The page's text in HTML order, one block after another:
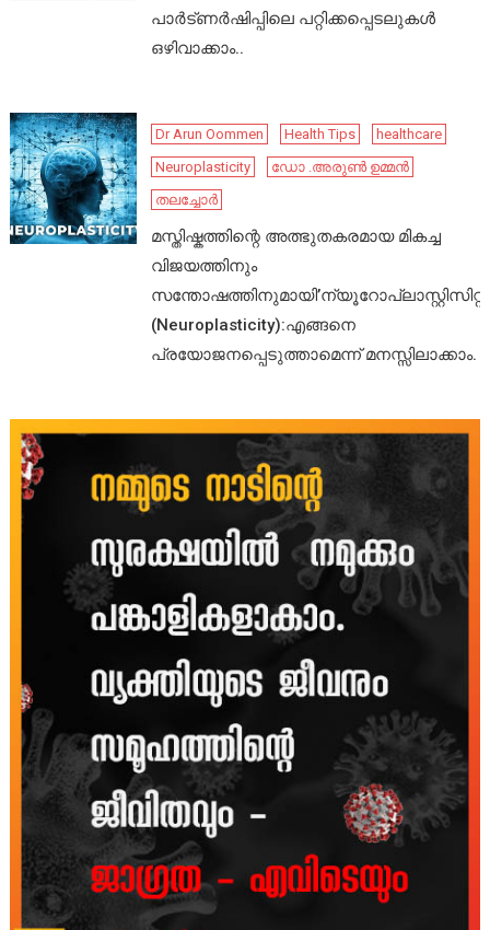
പാർട്ണർഷിപ്പിലെ പറ്റിക്കപ്പെടലുകൾ
ഒഴിവാക്കാം..
Dr Arun Oommen Health Tips
healthcare
Neuroplasticity
ഡോ .അരുൺ ഉമ്മൻ
തലച്ചോർ
മസ്തിഷ്കത്തിന്റെ അത്ഭുതകരമായ മികച്ച
വിജയത്തിനും
സന്തോഷത്തിനുമായി’ന്യൂറോപ്ലാസ്റ്റിസിറ്റി’
(Neuroplasticity):എങ്ങനെ
പ്രയോജനപ്പെടുത്താമെന്ന് മനസ്സിലാക്കാം.